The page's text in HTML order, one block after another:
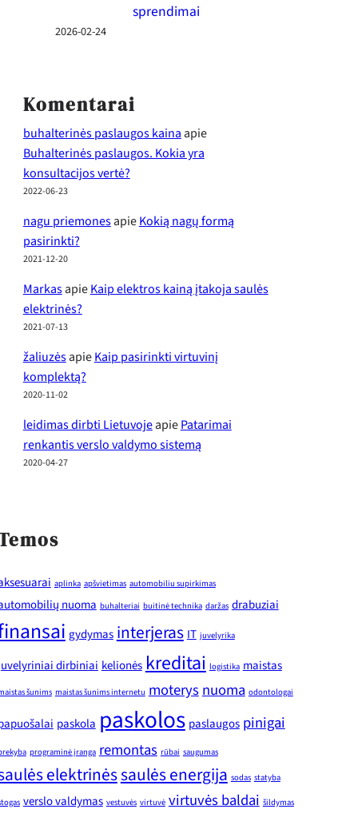
sprendimai
2026-02-24
Komentarai
buhalterinės paslaugos kainaapie
Buhalterinės paslaugos. Kokia yra
konsultacijos vertė?
2022-06-23
nagu priemonesapieKokią nagų formą
pasirinkti?
2021-12-20
MarkasapieKaip elektros kainą įtakoja saulės
elektrinės?
2021-07-13
žaliuzėsapieKaip pasirinkti virtuvinį
komplektą?
2020-11-02
leidimas dirbti LietuvojeapiePatarimai
renkantis verslo valdymo sistemą
2020-04-27
aplinka apšvietimas automobiliu supirkimas
nuoma buhalteriai buitinė technika daržas drabuziai
gydymas interjeras IT juvelyrika
dirbiniai kelionėskreditai logistika maistas
šunims maistas šunims internetu moterys nuoma odontologai
paskola paskolos paslaugos pinigai
programinė įranga remontas rūbai saugumas
elektrinėssaulės energija sodas statyba
verslo valdymas vestuvės virtuvė virtuvės baldai šildymas